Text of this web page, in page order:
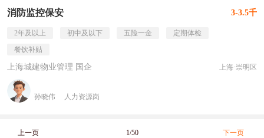
消防监控保安 3-3.5千
2年及以上 初中及以下 五险一金
定期体检
餐饮补贴
上海城建物业管理 国企 上海·崇明区
孙晓伟 人力资源岗
上一页 1/50 下一页